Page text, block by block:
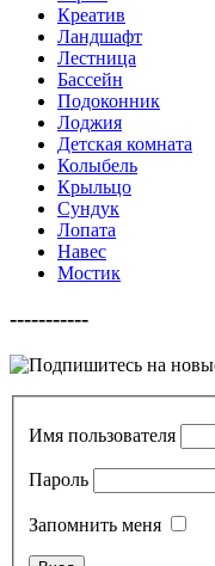
Креатив
Ландшафт
Лестница
Бассейн
Подоконник
Лоджия
Детская комната
Колыбель
Крыльцо
Сундук
Лопата
Навес
Мостик
-----------
Имя пользователя
Пароль
Запомнить меня